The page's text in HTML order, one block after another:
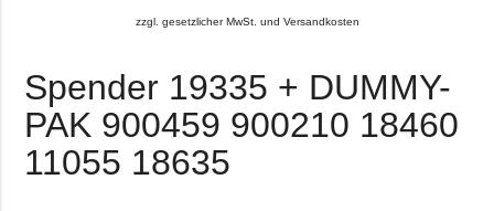
zzgl. gesetzlicher MwSt. und Versandkosten
Spender 19335 + DUMMY-
PAK 900459 900210 18460
11055 18635